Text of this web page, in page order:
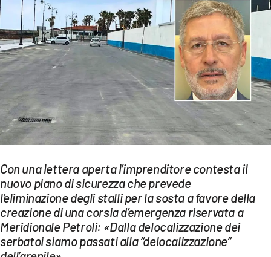
ECONOMIA E LAVORO
EVENTI
SPORT
Streaming
LAC TV
LAC ONAIR
LaC
Network
LACPLAY.IT
Con una lettera aperta l’imprenditore contesta il
nuovo piano di sicurezza che prevede
l’eliminazione degli stalli per la sosta a favore della
creazione di una corsia d’emergenza riservata a
Meridionale Petroli: «Dalla delocalizzazione dei
serbatoi siamo passati alla “delocalizzazione”